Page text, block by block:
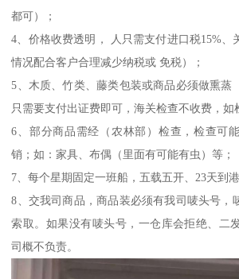
都可）；
4、价格收费透明， 人只需支付进口税15%、
情况配合客户合理减少纳税或 免税）；
5、木质、竹类、藤类包装或商品必须做熏蒸
只需要支付出证费即可，海关检查不收费，如
6、部分商品需经（农林部）检查，检查可
销；如：家具、布偶（里面有可能有虫）等；
7、每个星期固定一班船，五载五开、23天到港
8、交我司商品，商品装必须有我司唛头号，
索取。如果没有唛头号，一仓库会拒绝、二
司概不负责。